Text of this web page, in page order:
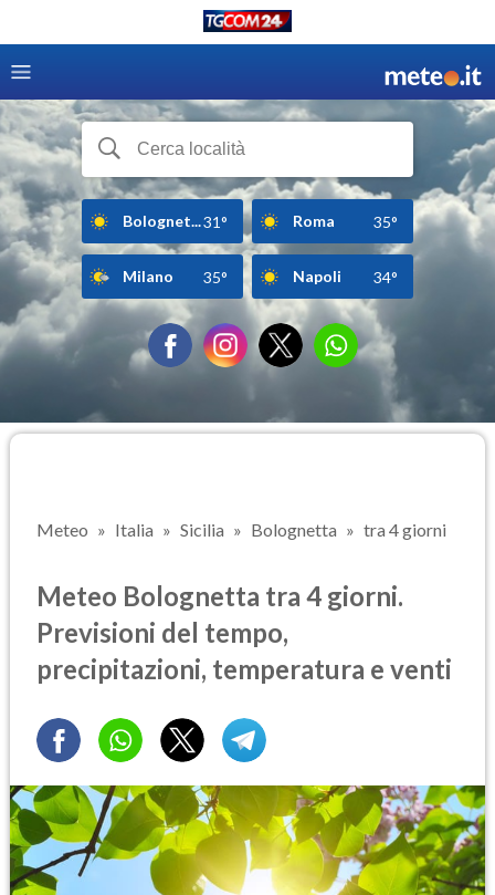
Bolognet...31° Roma 35°
Milano 35° Napoli 34°
Meteo Italia Sicilia Bolognetta tra 4 giorni
Meteo Bolognetta tra 4 giorni.
Previsioni del tempo,
precipitazioni, temperatura e venti